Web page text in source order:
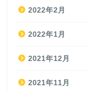
2022年2月
2022年1月
2021年12月
2021年11月